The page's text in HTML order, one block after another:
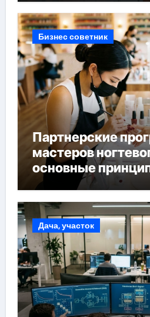
Бизнес советник
Партнерские
мастеров
основные
форматы участия
Дача, участок